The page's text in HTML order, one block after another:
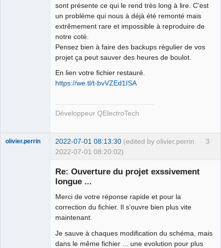
sont présente ce qui le rend très long à lire. C'est
un problème qui nous à déjà été remonté mais
extrêmement rare et impossible à reproduire de
notre coté.
Pensez bien à faire des backups régulier de vos
projet ça peut sauver des heures de boulot.
En lien votre fichier restauré.
https://we.tl/t-bvVZEd1ISA
Développeur QElectroTech
3
olivier.perrin 2022-07-01 08:13:30 (edited by olivier.perrin
2022-07-01 08:20:02)
Re: Ouverture du projet exssivement
longue ...
Merci de votre réponse rapide et pour la
correction du fichier. Il s'ouvre bien plus vite
maintenant.
Je sauve à chaques modification du schéma, mais
dans le même fichier ... une evolution pour plus